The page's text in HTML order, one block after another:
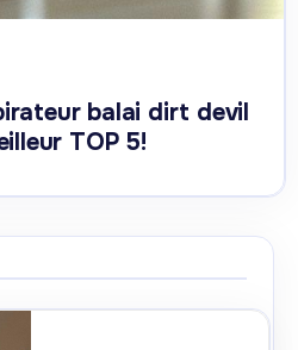
balai dirt devil
TOP 5!